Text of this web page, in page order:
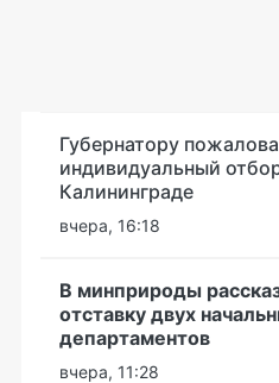
Губернатору
индивидуальный
Калининграде
вчера, 16:18
В минприроды
отставку двух
департаментов
вчера, 11:28